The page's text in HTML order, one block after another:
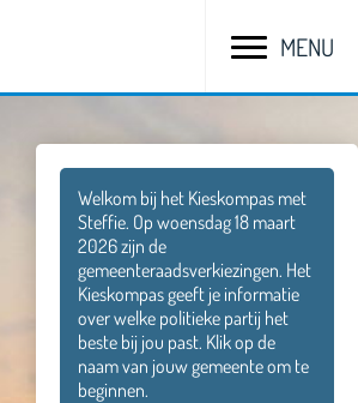
MENU
Welkom bij het Kieskompas met
Steffie. Op woensdag 18 maart
2026 zijn de
gemeenteraadsverkiezingen. Het
Kieskompas geeft je informatie
over welke politieke partij het
beste bij jou past. Klik op de
naam van jouw gemeente om te
beginnen.